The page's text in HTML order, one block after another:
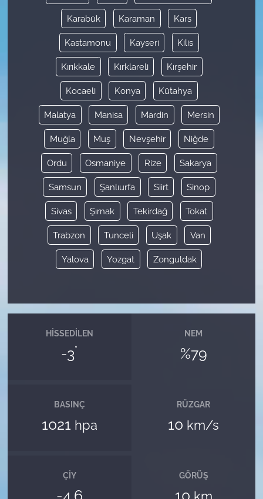
Karabük Karaman Kars
Kastamonu Kayseri Kilis
Kırıkkale Kırklareli Kırşehir
Kocaeli Konya Kütahya
Malatya Manisa Mardin Mersin
Muğla Muş Nevşehir Niğde
Ordu Osmaniye Rize Sakarya
Samsun Şanlıurfa Siirt Sinop
Sivas Şırnak Tekirdağ Tokat
Trabzon Tunceli Uşak Van
Yalova Yozgat Zonguldak
HISSEDILEN
-3°
NEM
%79
BASINÇ
1021 hpa
RÜZGAR
10 km/s
ÇIY GÖRÜŞ